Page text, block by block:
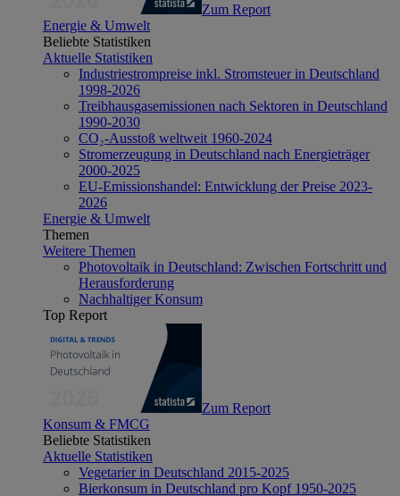
Zum Report
Energie & Umwelt
Beliebte Statistiken
Aktuelle Statistiken
Industriestrompreise inkl. Stromsteuer in Deutschland
1998-2026
Treibhausgasemissionen nach Sektoren in Deutschland
1990-2030
CO₂-Ausstoß weltweit 1960-2024
Stromerzeugung in Deutschland nach Energieträger
2000-2025
EU-Emissionshandel: Entwicklung der Preise 2023-
2026
Energie & Umwelt
Themen
Weitere Themen
Photovoltaik in Deutschland: Zwischen Fortschritt und
Herausforderung
Nachhaltiger Konsum
Top Report
Zum Report
Konsum & FMCG
Beliebte Statistiken
Aktuelle Statistiken
Vegetarier in Deutschland 2015-2025
Bierkonsum in Deutschland pro Kopf 1950-2025